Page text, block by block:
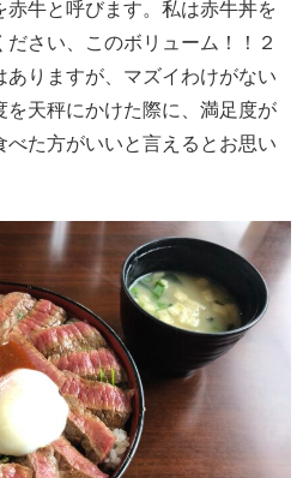
赤牛と呼びます。私は赤牛丼を
さい、このボリューム！！２
りますが、マズイわけがない
を天秤にかけた際に、満足度が
べた方がいいと言えるとお思い